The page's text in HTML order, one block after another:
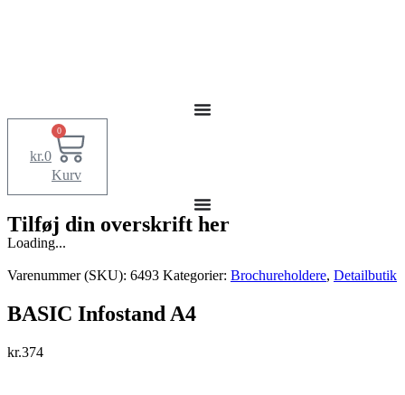
kr.0
0
Kurv
Tilføj din overskrift her
Loading...
Varenummer (SKU): 6493 Kategorier: Brochureholdere, Detailbutik
BASIC Infostand A4
kr.374